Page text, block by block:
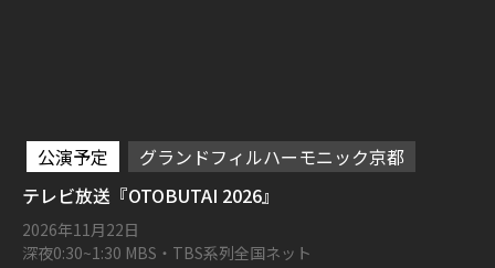
公演予定
グランドフィルハーモニック京都
テレビ放送『OTOBUTAI 2026』
2026年11月22日
深夜0:30~1:30 MBS・TBS系列全国ネット